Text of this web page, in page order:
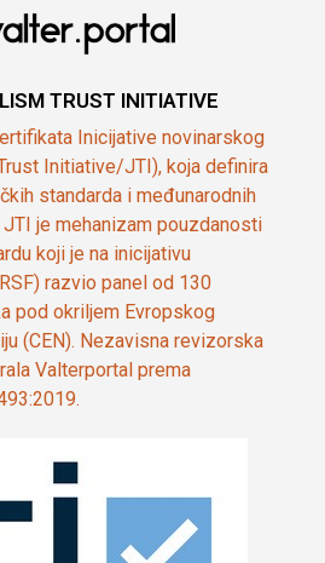
TRUST INITIATIVE
Inicijative novinarskog
Initiative/JTI), koja definira
standarda i međunarodnih
je mehanizam pouzdanosti
koji je na inicijativu
razvio panel od 130
pod okriljem Evropskog
(CEN). Nezavisna revizorska
Valterportal prema